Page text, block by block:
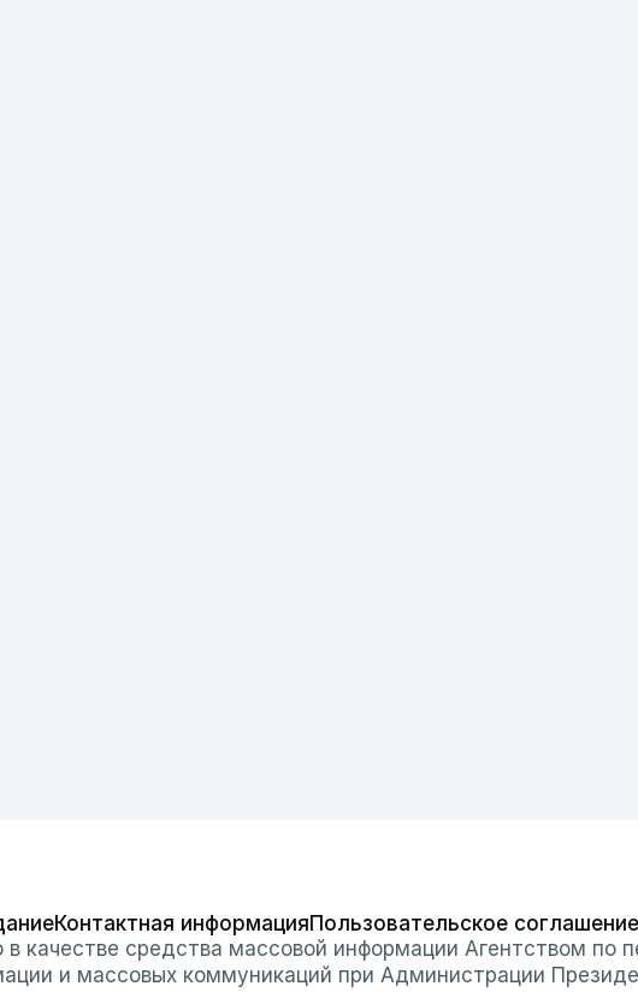
Контактная информацияПользовательское соглашение
качестве средства массовой информации Агентством по
и массовых коммуникаций при Администрации